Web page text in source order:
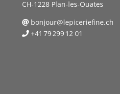
CH-1228 Plan-les-Ouates
bonjour@lepiceriefine.ch
+41 79 299 12 01